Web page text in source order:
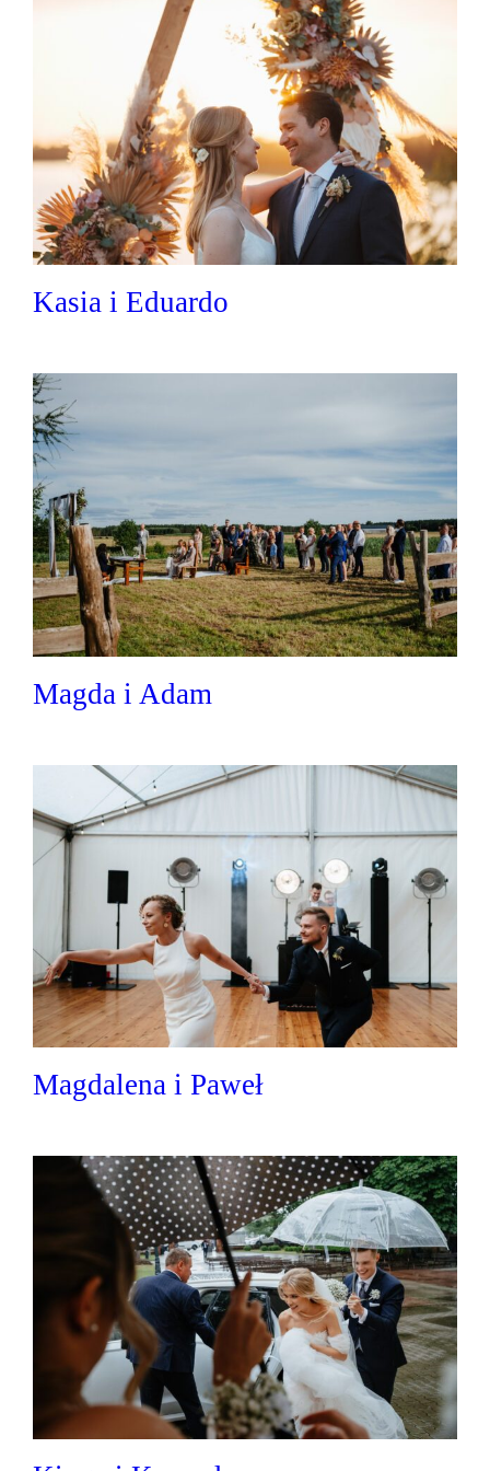
Kasia i Eduardo
Magda i Adam
Magdalena i Paweł